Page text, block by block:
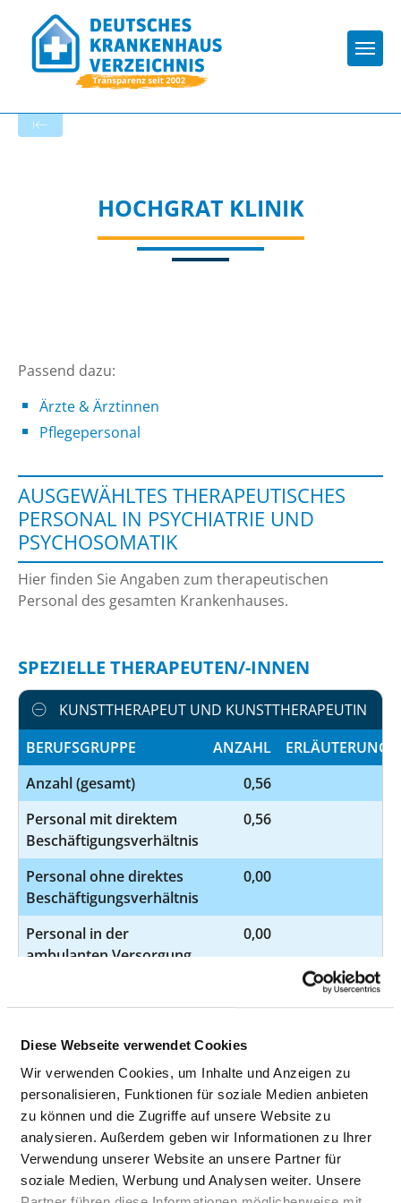
Diese Webseite verwendet Cookies
Wir verwenden Cookies, um Inhalte und Anzeigen zu
personalisieren, Funktionen für soziale Medien anbieten
zu können und die Zugriffe auf unsere Website zu
analysieren. Außerdem geben wir Informationen zu Ihrer
Verwendung unserer Website an unsere Partner für
soziale Medien, Werbung und Analysen weiter. Unsere
HOCHGRAT KLINIK
Passend dazu:
Ärzte & Ärztinnen
Pflegepersonal
AUSGEWÄHLTES THERAPEUTISCHES
PERSONAL IN PSYCHIATRIE UND
PSYCHOSOMATIK
Hier finden Sie Angaben zum therapeutischen
Personal des gesamten Krankenhauses.
SPEZIELLE THERAPEUTEN/-INNEN
KUNSTTHERAPEUT UND KUNSTTHERAPEUTIN
BERUFSGRUPPE
ANZAHL
ERLÄUTERUNG
Anzahl (gesamt)
0,56
Personal mit direktem
Beschäftigungsverhältnis
0,56
Personal ohne direktes
Beschäftigungsverhältnis
0,00
Personal in der
ambulanten Versorgung
0,00
stationären Versorgung
SOZIALARBEITER UND SOZIALARBEITERIN
DIÄTASSISTENT UND DIÄTASSISTENTIN
ENTSPANNUNGSPÄDAGOGE UND
ENTSPANNUNGSPÄDAGOGIN /